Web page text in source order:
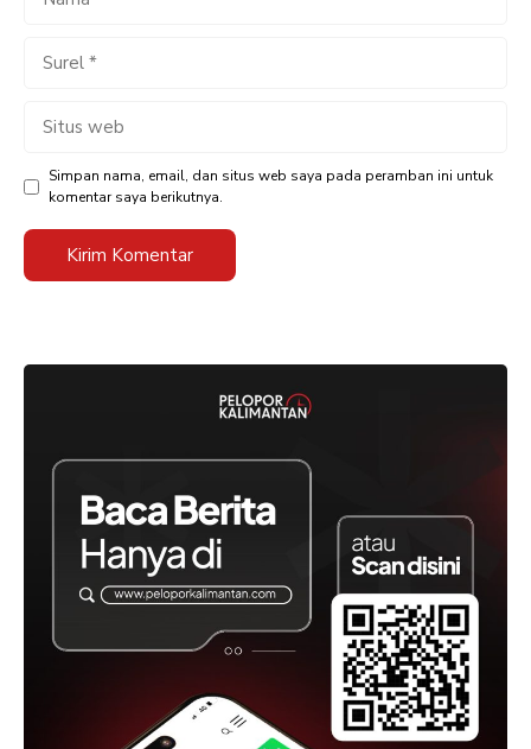
Surel
Situs
Simpan nama, email, dan situs web saya pada peramban ini untuk
komentar saya berikutnya.